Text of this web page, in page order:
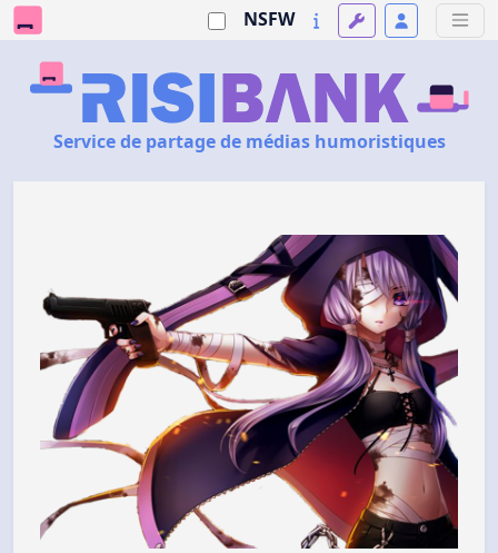
NSFW
Service de partage de médias humoristiques